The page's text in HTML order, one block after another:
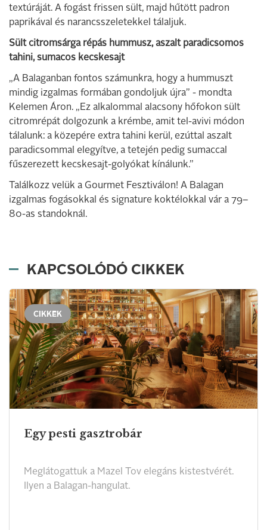
textúráját. A fogást frissen sült, majd hűtött padron
paprikával és narancsszeletekkel tálaljuk.
Sült citromsárga répás hummusz, aszalt paradicsomos
tahini, sumacos kecskesajt
„A Balaganban fontos számunkra, hogy a hummuszt
mindig izgalmas formában gondoljuk újra” - mondta
Kelemen Áron. „Ez alkalommal alacsony hőfokon sült
citromrépát dolgozunk a krémbe, amit tel-avivi módon
tálalunk: a közepére extra tahini kerül, ezúttal aszalt
paradicsommal elegyítve, a tetején pedig sumaccal
fűszerezett kecskesajt-golyókat kínálunk.”
Találkozz velük a Gourmet Fesztiválon! A Balagan
izgalmas fogásokkal és signature koktélokkal vár a 79–
80-as standoknál.
KAPCSOLÓDÓ CIKKEK
CIKKEK
Egy pesti gasztrobár
Meglátogattuk a Mazel Tov elegáns kistestvérét.
Ilyen a Balagan-hangulat.